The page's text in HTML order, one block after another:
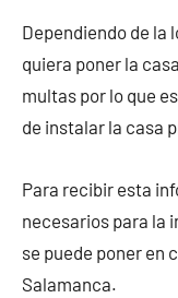
Dependiendo de la
quiera poner la
multas por lo que
de instalar la casa
Para recibir esta
necesarios para la
se puede poner en
Salamanca.